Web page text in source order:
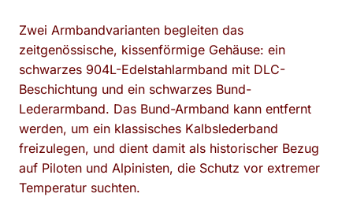
Zwei Armbandvarianten begleiten das
zeitgenössische, kissenförmige Gehäuse: ein
schwarzes 904L-Edelstahlarmband mit DLC-
Beschichtung und ein schwarzes Bund-
Lederarmband. Das Bund-Armband kann entfernt
werden, um ein klassisches Kalbslederband
freizulegen, und dient damit als historischer Bezug
auf Piloten und Alpinisten, die Schutz vor extremer
Temperatur suchten.